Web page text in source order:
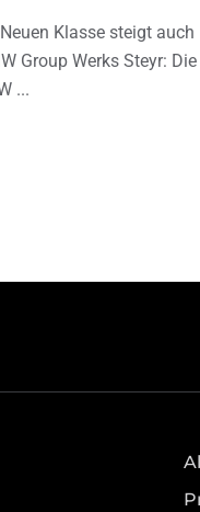
Klasse steigt auch
Group Werks Steyr: Die